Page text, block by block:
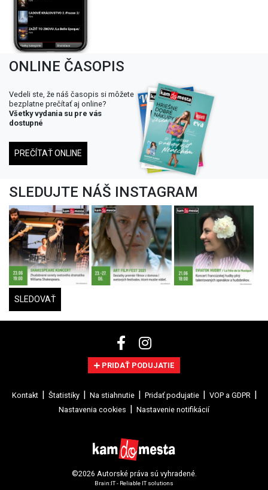
ONLINE ČASOPIS
Vedeli ste, že náš časopis si môžete
bezplatne prečítať aj online?
Všetky vydania su pre vás
dostupné
PREČÍTAŤ ONLINE
SLEDUJTE NÁŠ INSTAGRAM
SLEDOVAŤ
PRIDAŤ PODUJATIE
Kontakt Štatistiky Na stiahnutie Pridať podujatie
VOP a GDPR
Nastavenia cookies
Nastavenie notifikácií
©2026 Autorské práva sú vyhradené.
Brain:IT - Reliable IT solutions